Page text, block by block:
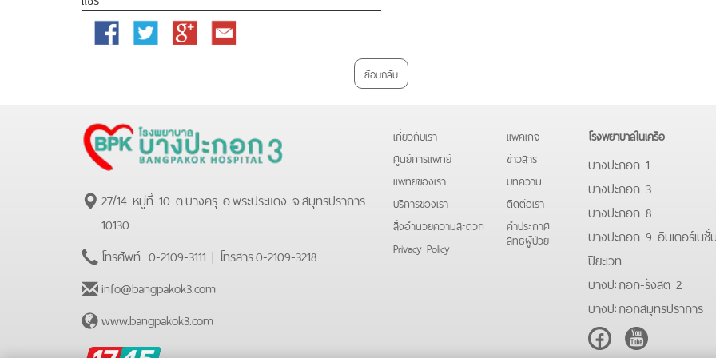
Facebook Twitter
Google
Email
ย้อนกลับ
27/14 หมู่ที่ 10 ต.บางครุ อ.พระประแดง จ.สมุทรปราการ
10130
โทรศัพท์. 0-2109-3111 | โทรสาร.0-2109-3218
info@bangpakok3.com
www.bangpakok3.com
เกี่ยวกับเรา
ศูนย์การแพทย์
แพทย์ของเรา
บริการของเรา
สิ่งอำนวยความสะดวก
Privacy Policy
แพคเกจ
ข่าวสาร
บทความ
ติดต่อเรา
คําประกาศ
สิทธิผู้ป่วย
โรงพยาบาลในเครือ
บางปะกอก 1
บางปะกอก 3
บางปะกอก 8
บางปะกอก 9 อินเตอร์เนชั่
ปิยะเวท
บางปะกอก-รังสิต 2
บางปะกอกสมุทรปราการ
FacebookYoutube